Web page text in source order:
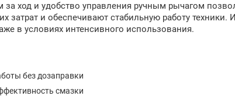
ход и удобство управления ручным рычагом
и обеспечивают стабильную работу техники.
в условиях интенсивного использования.
без дозаправки
смазки